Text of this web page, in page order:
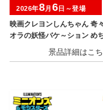
映画クレヨンしんちゃん 奇
オラの妖怪バケ～ション め
ぐっとぬいぐるみ～おすわ
2026年8月 6日～登場